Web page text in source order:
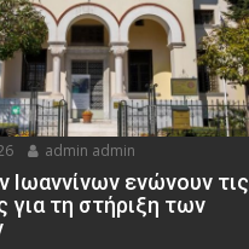
admin admin
Ιωαννίνων ενώνουν τις
για τη στήριξη των